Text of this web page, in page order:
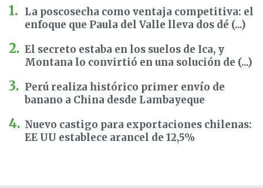
La poscosecha como ventaja competitiva: el
enfoque que Paula del Valle lleva dos dé (...)
El secreto estaba en los suelos de Ica, y
Montana lo convirtió en una solución de (...)
Perú realiza histórico primer envío de
banano a China desde Lambayeque
Nuevo castigo para exportaciones chilenas:
EE UU establece arancel de 12,5%